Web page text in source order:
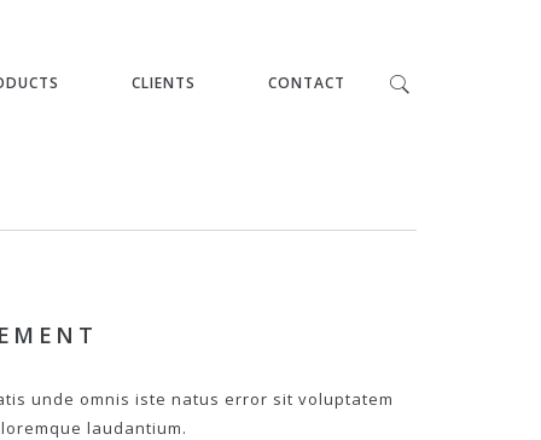
CLIENTS CONTACT
unde omnis iste natus error sit voluptatem
laudantium.